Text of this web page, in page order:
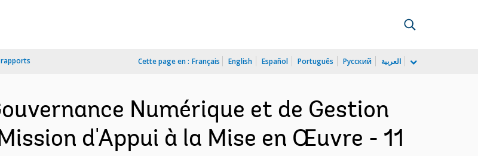
Cette page en : Français English Español Português Русский العربية
Numérique et de Gestion
d'Appui à la Mise en Œuvre - 11